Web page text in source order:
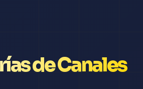
de Canales